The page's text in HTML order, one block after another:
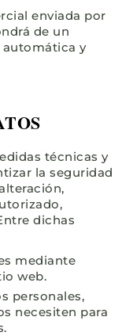
enviada por
de un
automática y
técnicas y
la seguridad
dichas
mediante
web.
personales,
necesiten para